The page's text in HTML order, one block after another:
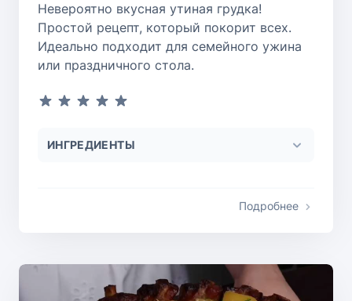
Невероятно вкусная утиная грудка!
Простой рецепт, который покорит всех.
Идеально подходит для семейного ужина
или праздничного стола.
ИНГРЕДИЕНТЫ
Подробнее